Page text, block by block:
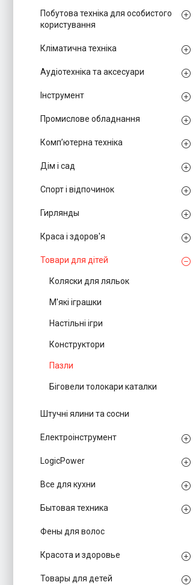
Побутова техніка для особистого
користування
Кліматична техніка
Аудіотехніка та аксесуари
Інструмент
Промислове обладнання
Комп’ютерна техніка
Дім і сад
Спорт і відпочинок
Гирлянды
Краса і здоров'я
Товари для дітей
Коляски для ляльок
М'які іграшки
Настільні ігри
Конструктори
Пазли
Біговели толокари каталки
Штучні ялини та сосни
Електроінструмент
LogicPower
Все для кухни
Бытовая техника
Фены для волос
Красота и здоровье
Товары для детей